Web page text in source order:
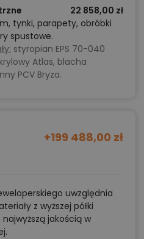
22 858,00 zł
tynki, parapety, obróbki
spustowe.
styropian EPS 70-040
Atlas, blacha
PCV Bryza.
+199 488,00 zł
uwzględnia
z wyższej półki
jakością w